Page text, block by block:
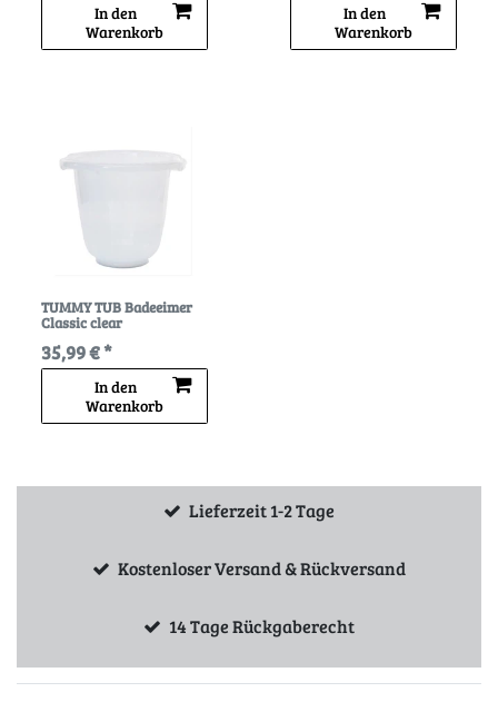
In den
Warenkorb
In den
Warenkorb
TUMMY TUB Badeeimer
Classic clear
35,99 € *
In den
Warenkorb
Lieferzeit 1-2 Tage
Kostenloser Versand & Rückversand
14 Tage Rückgaberecht